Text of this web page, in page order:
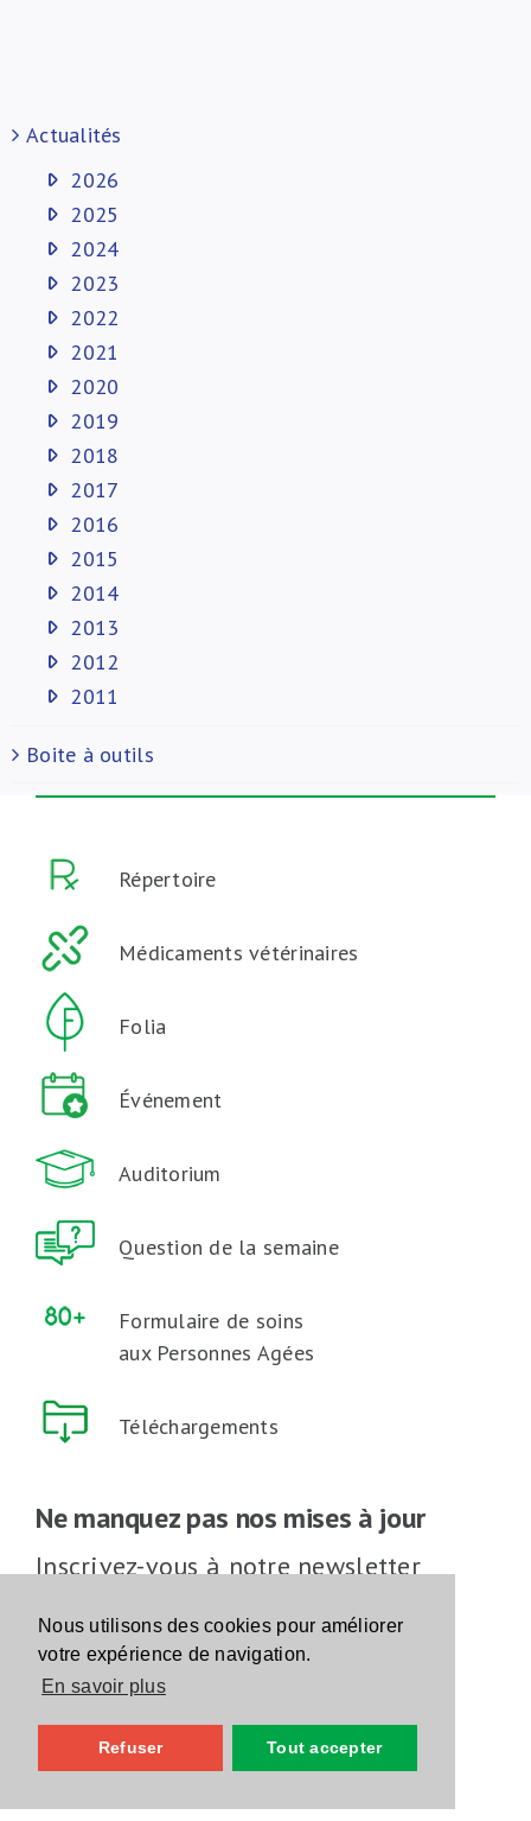
Nous utilisons des cookies pour améliorer
votre expérience de navigation.
En savoir plus
Refuser Tout accepter
Actualités
2026
2025
2024
2023
2022
2021
2020
2019
2018
2017
2016
2015
2014
2013
2012
2011
Boite à outils
Répertoire
Médicaments vétérinaires
Folia
Événement
Auditorium
Question de la semaine
Formulaire de soins
aux Personnes Agées
Téléchargements
Ne manquez pas nos mises à jour
Inscrivez-vous à notre newsletter
Inscrivez-vous
Suivez-nous sur les réseaux sociaux